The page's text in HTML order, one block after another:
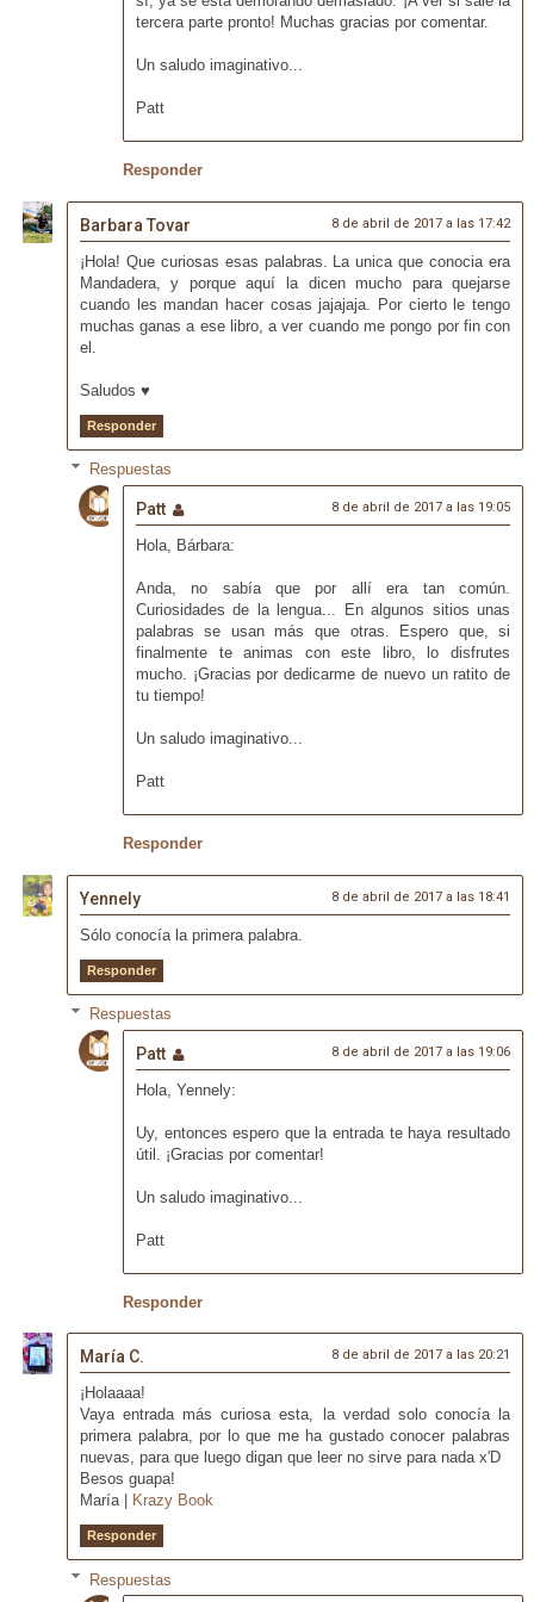
tercera parte pronto! Muchas gracias por comentar.
Un saludo imaginativo...
Patt
Responder
Barbara Tovar 8 de abril de 2017 a las 17:42
¡Hola! Que curiosas esas palabras. La unica que conocia era
Mandadera, y porque aquí la dicen mucho para quejarse
cuando les mandan hacer cosas jajajaja. Por cierto le tengo
muchas ganas a ese libro, a ver cuando me pongo por fin con
el.
Saludos ♥
Responder
Respuestas
Patt 8 de abril de 2017 a las 19:05
Hola, Bárbara:
Anda, no sabía que por allí era tan común.
Curiosidades de la lengua... En algunos sitios unas
palabras se usan más que otras. Espero que, si
finalmente te animas con este libro, lo disfrutes
mucho. ¡Gracias por dedicarme de nuevo un ratito de
tu tiempo!
Un saludo imaginativo...
Patt
Responder
Yennely 8 de abril de 2017 a las 18:41
Sólo conocía la primera palabra.
Responder
Respuestas
Patt 8 de abril de 2017 a las 19:06
Hola, Yennely:
Uy, entonces espero que la entrada te haya resultado
útil. ¡Gracias por comentar!
Un saludo imaginativo...
Patt
Responder
María C. 8 de abril de 2017 a las 20:21
¡Holaaaa!
Vaya entrada más curiosa esta, la verdad solo conocía la
primera palabra, por lo que me ha gustado conocer palabras
nuevas, para que luego digan que leer no sirve para nada x'D
Besos guapa!
María |
Krazy Book
Responder
Respuestas